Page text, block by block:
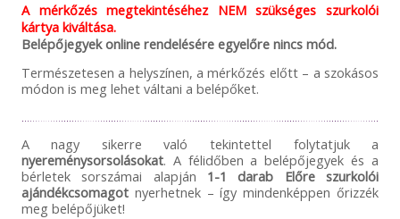
A mérkőzés megtekintéséhez NEM szükséges szurkolói
kártya kiváltása.
Belépőjegyek online rendelésére egyelőre nincs mód.
Természetesen a helyszínen, a mérkőzés előtt – a szokásos
módon is meg lehet váltani a belépőket.
A nagy sikerre való tekintettel folytatjuk a
nyereménysorsolásokat. A félidőben a belépőjegyek és a
bérletek sorszámai alapján 1-1 darab Előre szurkolói
ajándékcsomagotnyerhetnek – így mindenképpen őrizzék
meg belépőjüket!